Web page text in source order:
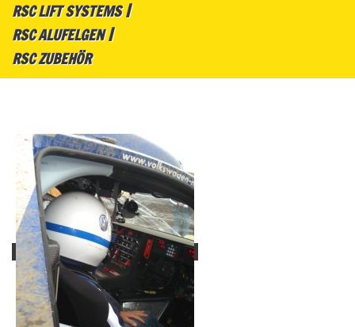
RSC LIFT SYSTEMS
RSC ALUFELGEN
RSC ZUBEHÖR